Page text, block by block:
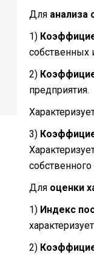
Для анализа
1)
собственных
2)
предприятия.
3)
Для оценки
1) Индекс
2)